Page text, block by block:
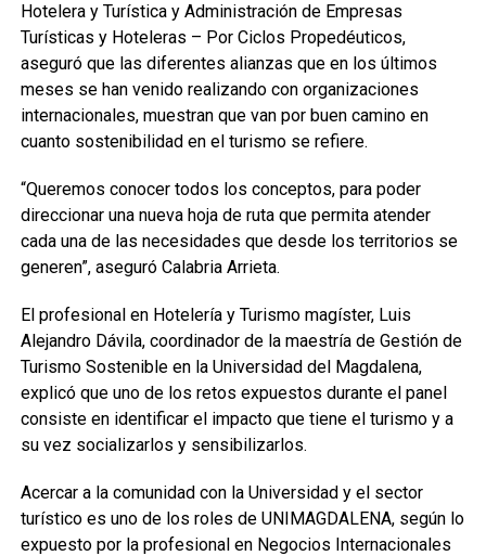
Hotelera y Turística y Administración de Empresas
Turísticas y Hoteleras – Por Ciclos Propedéuticos,
aseguró que las diferentes alianzas que en los últimos
meses se han venido realizando con organizaciones
internacionales, muestran que van por buen camino en
cuanto sostenibilidad en el turismo se refiere.
“Queremos conocer todos los conceptos, para poder
direccionar una nueva hoja de ruta que permita atender
cada una de las necesidades que desde los territorios se
generen”, aseguró Calabria Arrieta.
El profesional en Hotelería y Turismo magíster, Luis
Alejandro Dávila, coordinador de la maestría de Gestión de
Turismo Sostenible en la Universidad del Magdalena,
explicó que uno de los retos expuestos durante el panel
consiste en identificar el impacto que tiene el turismo y a
su vez socializarlos y sensibilizarlos.
Acercar a la comunidad con la Universidad y el sector
turístico es uno de los roles de UNIMAGDALENA, según lo
expuesto por la profesional en Negocios Internacionales